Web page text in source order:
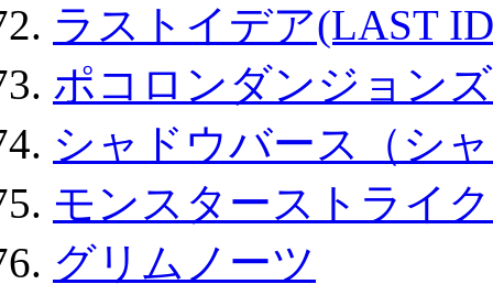
ラストイデア(LAST
ポコロンダンジョン
シャドウバース（シ
モンスターストライ
グリムノーツ